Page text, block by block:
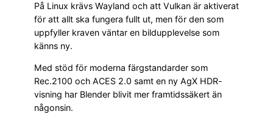
På Linux krävs Wayland och att Vulkan är aktiverat
för att allt ska fungera fullt ut, men för den som
uppfyller kraven väntar en bildupplevelse som
känns ny.
Med stöd för moderna färgstandarder som
Rec.2100 och ACES 2.0 samt en ny AgX HDR-
visning har Blender blivit mer framtidssäkert än
någonsin.